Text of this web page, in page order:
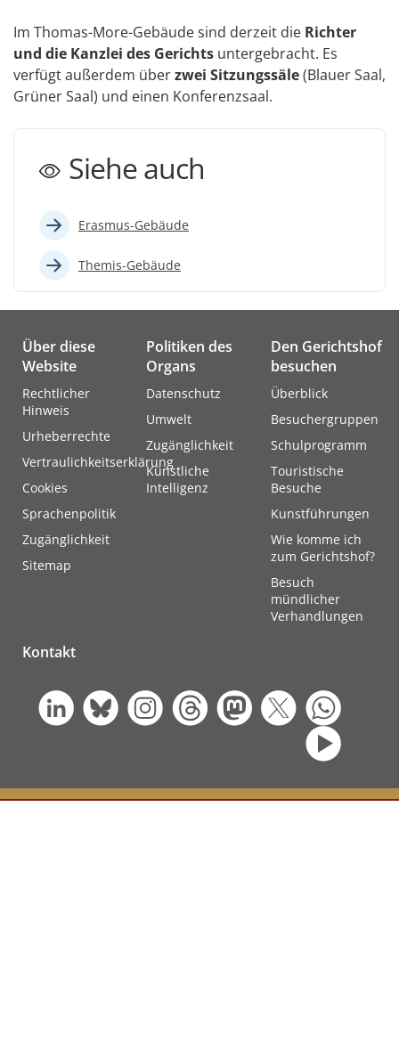
Im Thomas-More-Gebäude sind derzeit die Richter
und die Kanzlei des Gerichts untergebracht. Es
verfügt außerdem überzwei Sitzungssäle(Blauer Saal,
Grüner Saal) und einen Konferenzsaal.
Siehe auch
Erasmus-Gebäude
Themis-Gebäude
Über diese
Website
Rechtlicher
Hinweis
Urheberrechte
Vertraulichkeitserklärung
Cookies
Sprachenpolitik
Zugänglichkeit
Sitemap
Politiken des
Organs
Datenschutz
Umwelt
Zugänglichkeit
Künstliche
Intelligenz
Den Gerichtshof
besuchen
Überblick
Besuchergruppen
Schulprogramm
Touristische
Besuche
Kunstführungen
Wie komme ich
zum Gerichtshof?
Besuch
mündlicher
Verhandlungen
Kontakt